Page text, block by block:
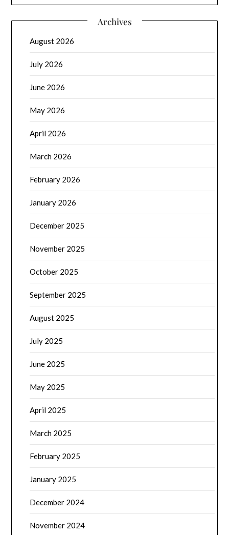
Archives
August 2026
July 2026
June 2026
May 2026
April 2026
March 2026
February 2026
January 2026
December 2025
November 2025
October 2025
September 2025
August 2025
July 2025
June 2025
May 2025
April 2025
March 2025
February 2025
January 2025
December 2024
November 2024